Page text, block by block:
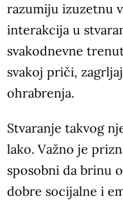
razumiju izuzetnu
interakcija u
svakodnevne
svakoj priči,
ohrabrenja.
Stvaranje takvog
lako. Važno je
sposobni da brinu
dobre socijalne i